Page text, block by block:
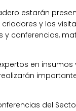
estarán
y los
y conferencias,
en insumos
del